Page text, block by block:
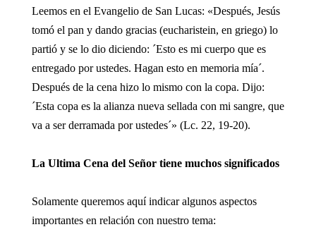
Leemos en el Evangelio de San Lucas: «Después, Jesús
tomó el pan y dando gracias (eucharistein, en griego) lo
partió y se lo dio diciendo: ´Esto es mi cuerpo que es
entregado por ustedes. Hagan esto en memoria mía´.
Después de la cena hizo lo mismo con la copa. Dijo:
´Esta copa es la alianza nueva sellada con mi sangre, que
va a ser derramada por ustedes´» (Lc. 22, 19-20).
La Ultima Cena del Señor tiene muchos significados
Solamente queremos aquí indicar algunos aspectos
importantes en relación con nuestro tema: